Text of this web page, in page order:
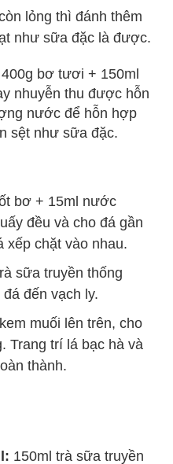
lỏng thì đánh thêm
như sữa đặc là được.
bơ tươi + 150ml
nhuyễn thu được hỗn
nước để hỗn hợp
sệt như sữa đặc.
bơ + 15ml nước
đều và cho đá gần
xếp chặt vào nhau.
sữa truyền thống
đến vạch ly.
muối lên trên, cho
Trang trí lá bạc hà và
thành.
150ml trà sữa truyền